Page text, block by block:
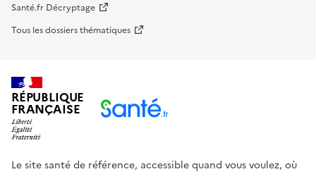
Santé.fr Décryptage
Tous les dossiers thématiques
RÉPUBLIQUE
FRANÇAISE
Le site santé de référence, accessible quand vous voulez, où